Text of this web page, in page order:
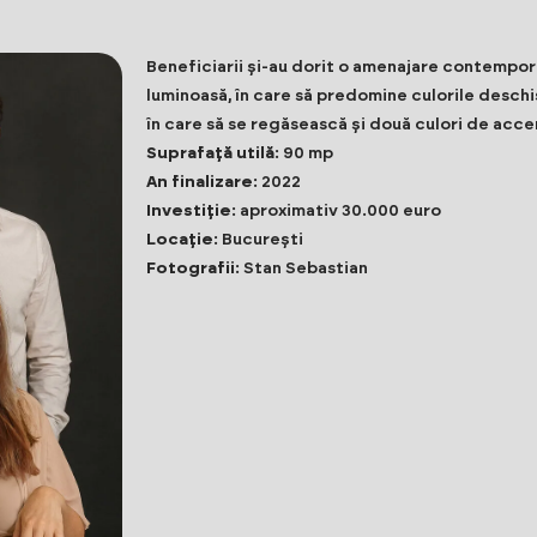
Beneficiarii și-au dorit o amenajare
luminoasă, în care să predomine culorile
în care să se regăsească și două culori de
Suprafață utilă: 90 mp
An finalizare: 2022
Investiție: aproximativ 30.000 euro
Locație: București
Fotografii: Stan Sebastian